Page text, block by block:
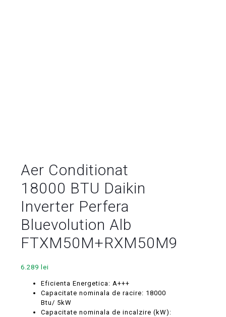
Aer Conditionat
18000 BTU Daikin
Inverter Perfera
Bluevolution Alb
FTXM50M+RXM50M9
6.289 lei
Eficienta Energetica: A+++
Capacitate nominala de racire: 18000
Btu/ 5kW
Capacitate nominala de incalzire (kW):